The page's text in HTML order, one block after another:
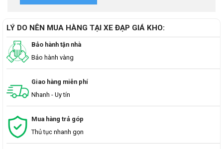
LÝ DO NÊN MUA HÀNG TẠI XE ĐẠP GIÁ KHO:
Bảo hành tận nhà
Bảo hành vàng
Giao hàng miễn phí
Nhanh - Uy tín
Mua hàng trả góp
Thủ tục nhanh gọn